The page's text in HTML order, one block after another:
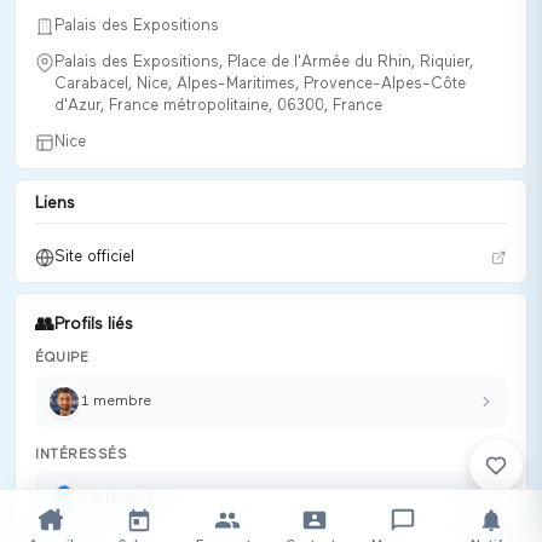
Palais des Expositions
Palais des Expositions, Place de l'Armée du Rhin, Riquier,
Carabacel, Nice, Alpes-Maritimes, Provence-Alpes-Côte
d'Azur, France métropolitaine, 06300, France
Nice
Liens
Site officiel
👥Profils liés
ÉQUIPE
1 membre
INTÉRESSÉS
AGECOTEL attire plus de 130 exposants et représente
environ 250 marques, consolidant sa réputation comme le
rendez-vous biennal essentiel pour les professionnels de la
région Sud-Provence-Alpes-Côte d’Azur et au-delà.
Organisation
Le salon est organisé par
majeurs dédiés aux professionnels des CHR et Métiers de